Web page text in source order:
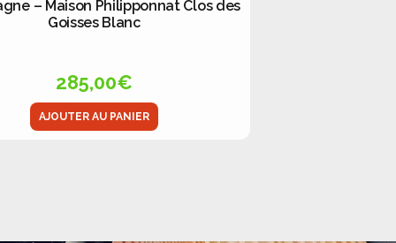
– Maison Philipponnat Clos des
Goisses Blanc
285,00€
AJOUTER AU PANIER